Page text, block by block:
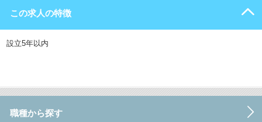
この求人の特徴
設立5年以内
職種から探す